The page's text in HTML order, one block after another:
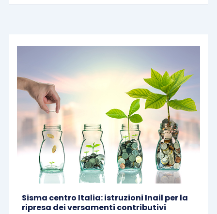
Sisma centro Italia: istruzioni Inail per la
ripresa dei versamenti contributivi